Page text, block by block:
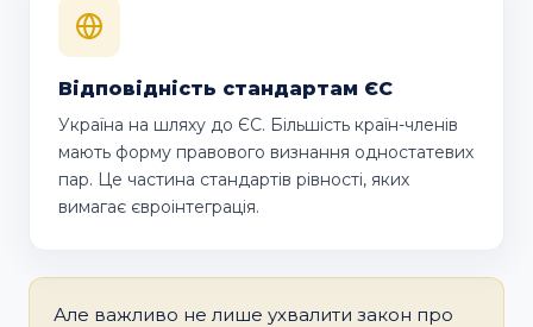
Відповідність стандартам ЄС
Україна на шляху до ЄС. Більшість країн-членів
мають форму правового визнання одностатевих
пар. Це частина стандартів рівності, яких
вимагає євроінтеграція.
Але важливо не лише ухвалити закон про